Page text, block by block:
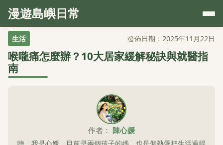
漫遊島嶼日常
生活 發佈日期：2025年11月22日
喉嚨痛怎麼辦？10大居家緩解秘訣與就醫指
南
作者： 陳心媛